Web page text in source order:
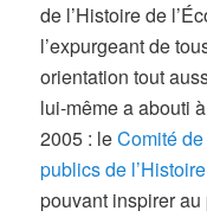
de l’Histoire de
l’expurgeant de
orientation tout
lui-même a abouti
2005 : leComité
publics de
pouvant inspirer